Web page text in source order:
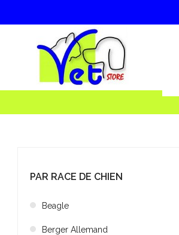
PAR RACE DE CHIEN
Beagle
Berger Allemand